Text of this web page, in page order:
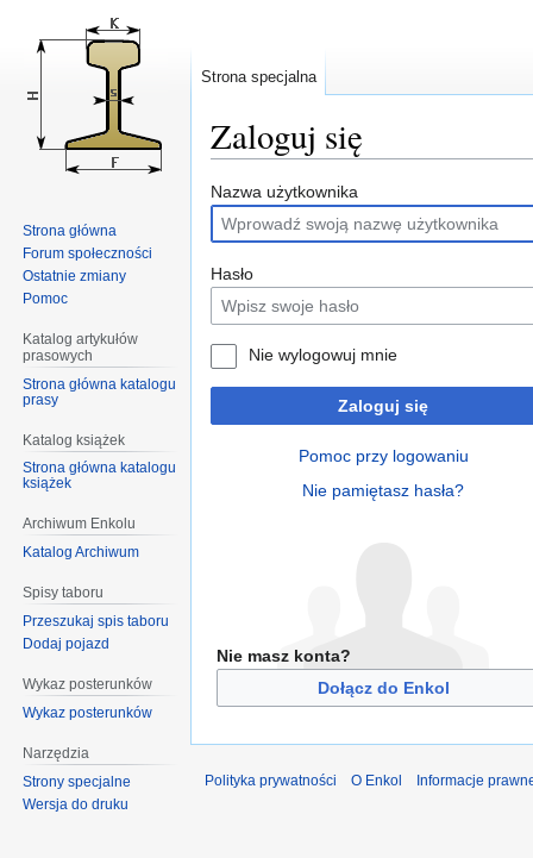
Zaloguj się
Przejdź
do
nawigacji
Przejdź
do
wyszukiwania
Nazwa użytkownika
Hasło
Nie wylogowuj mnie
Zaloguj się
Pomoc przy logowaniu
Nie pamiętasz hasła?
Nie masz konta?
Dołącz do Enkol
Strona specjalna
Strona główna
Forum społeczności
Ostatnie zmiany
Pomoc
Katalog artykułów
prasowych
Strona główna katalogu
prasy
Katalog książek
Strona główna katalogu
książek
Archiwum Enkolu
Katalog Archiwum
Spisy taboru
Przeszukaj spis taboru
Dodaj pojazd
Wykaz posterunków
Wykaz posterunków
Narzędzia
Strony specjalne
Wersja do druku
Polityka prywatności O Enkol Informacje